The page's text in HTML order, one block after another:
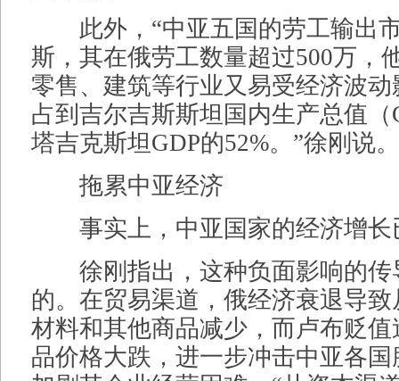
此外，“中亚五国的劳工输出
斯，其在俄劳工数量超过500万，
零售、建筑等行业又易受经济波
占到吉尔吉斯斯坦国内生产总值（
塔吉克斯坦GDP的52%。”徐刚说。
拖累中亚经济
事实上，中亚国家的经济增长
徐刚指出，这种负面影响的传
的。在贸易渠道，俄经济衰退导
材料和其他商品减少，而卢布贬
品价格大跌，进一步冲击中亚各